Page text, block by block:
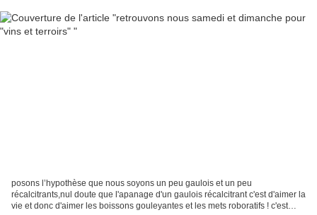
posons l’hypothèse que nous soyons un peu gaulois et un peu
récalcitrants,nul doute que l'apanage d'un gaulois récalcitrant c'est d'aimer la
vie et donc d'aimer les boissons gouleyantes et les mets roboratifs ! c'est